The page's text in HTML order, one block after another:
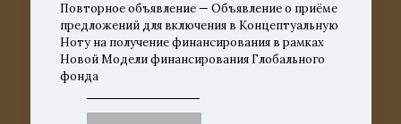
Повторное объявление — Объявление о приёме
предложений для включения в Концептуальную
Ноту на получение финансирования в рамках
Новой Модели финансирования Глобального
фонда